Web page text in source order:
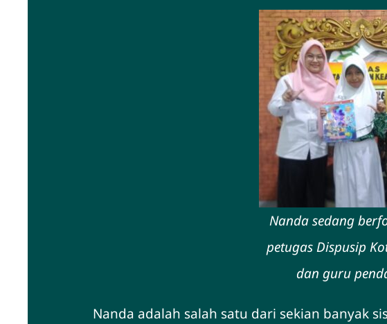
Nanda sedang
petugas Dispusip
dan guru
Nanda adalah salah satu dari sekian banyak